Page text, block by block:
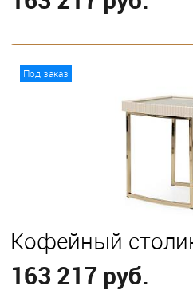
Под заказ
Кофейный
163 217 руб.